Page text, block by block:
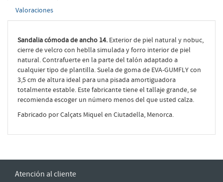
Valoraciones
Sandalia cómoda de ancho 14. Exterior de piel natural y nobuc,
cierre de velcro con heblla simulada y forro interior de piel
natural. Contrafuerte en la parte del talón adaptado a
cualquier tipo de plantilla. Suela de goma de EVA-GUMFLY con
3,5 cm de altura ideal para una pisada amortiguadora
totalmente estable. Este fabricante tiene el tallaje grande, se
recomienda escoger un número menos del que usted calza.
Fabricado por Calçats Miquel en Ciutadella, Menorca.
Atención al cliente